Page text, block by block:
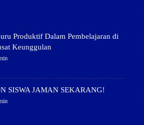
Produktif Dalam Pembelajaran di
Keunggulan
SISWA JAMAN SEKARANG!